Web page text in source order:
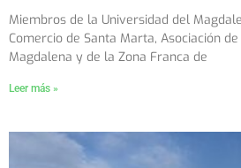
Miembros de la Universidad del
Comercio de Santa Marta, Asociación
Magdalena y de la Zona Franca de
Leer más »